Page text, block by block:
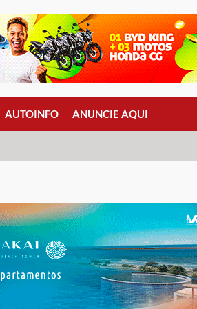
AUTOINFO ANUNCIE AQUI